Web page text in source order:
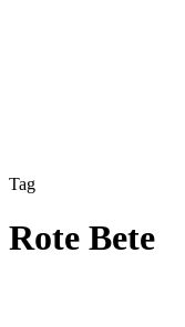
Tag
Rote Bete